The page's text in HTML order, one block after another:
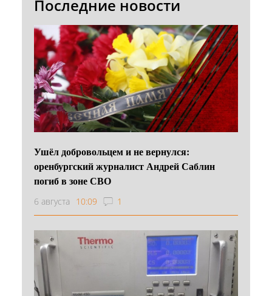
Последние новости
Ушёл добровольцем и не вернулся:
оренбургский журналист Андрей Саблин
погиб в зоне СВО
6 августа 10:09 1